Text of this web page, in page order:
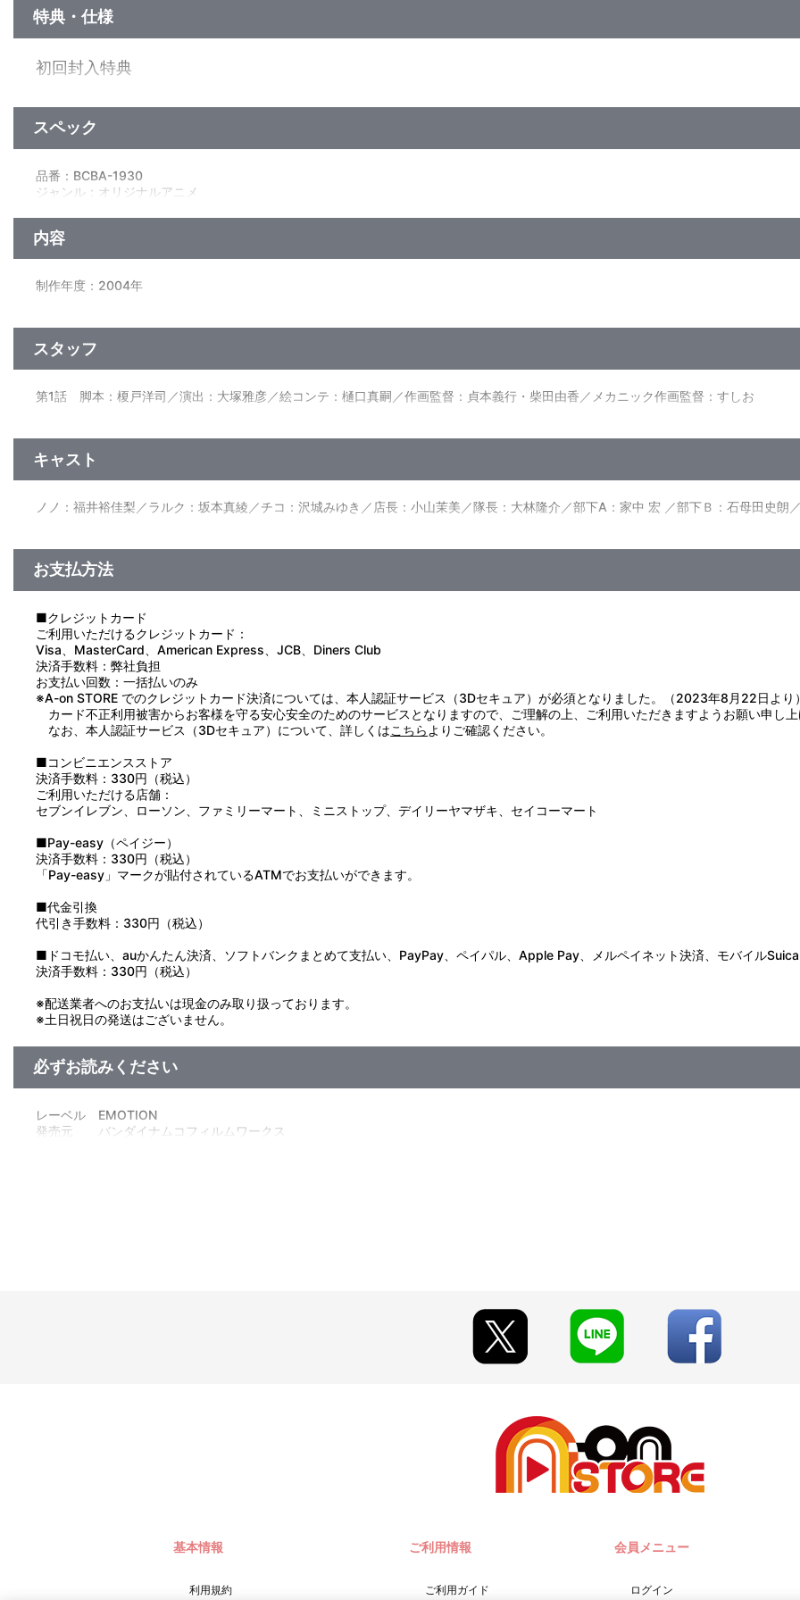
特典・仕様
初回封入特典
特典
ノンテロップエンディング
スペック
品番：BCBA-1930
ジャンル：オリジナルアニメ
内容
制作年度：2004年
人類と宇宙怪獣との戦争は、未だ続いていた・・・。宇宙怪獣は太陽系辺境星区を勢力圏におさめ、地球への侵攻を続けていた。こ
が、「フラタニティ」と呼ばれる組織に所属し、戦闘マシン「バスターマシン」を駆って宇宙怪獣と戦っていた。
ある日、卓越した「トップレス」能力を持つバスターマシンパイロット「ラルク」に出会う。その時、巨大宇宙怪獣が地上に出現した・
スタッフ
第1話 脚本：榎戸洋司／演出：大塚雅彦／絵コンテ：樋口真嗣／作画監督：貞本義行・柴田由香／メカニック作画監督：すしお
ｋａｍａ／美術監督：加藤朋則／メカニックデザイン：石垣純哉・コヤマシゲト・撫荒武吉／3DCGモデリング：ヴューワークス／デ
平／制作：ＧＡＩＮＡＸ／製作：ＧＡＩＮＡＸ・バンダイビジュアル・ビクターエンタテインメント・角川書店 他
キャスト
ノノ：福井裕佳梨／ラルク：坂本真綾／チコ：沢城みゆき／店長：小山茉美／隊長：大林隆介／部下A：家中 宏 ／部下Ｂ：石母田史
お支払方法
■クレジットカード
ご利用いただけるクレジットカード：
Visa、MasterCard、American Express、JCB、Diners Club
決済手数料：弊社負担
お支払い回数：一括払いのみ
※A-on STORE でのクレジットカード決済については、本人認証サービス（3Dセキュア）が必須となりました。（2023年8月22日より）
カード不正利用被害からお客様を守る安心安全のためのサービスとなりますので、ご理解の上、ご利用いただきますようお願い申し上
なお、本人認証サービス（3Dセキュア）について、詳しくはこちら よりご確認ください。
■コンビニエンスストア
決済手数料：330円（税込）
ご利用いただける店舗：
セブンイレブン、ローソン、ファミリーマート、ミニストップ、デイリーヤマザキ、セイコーマート
■Pay-easy（ペイジー）
決済手数料：330円（税込）
「Pay-easy」マークが貼付されているATMでお支払いができます。
■代金引換
代引き手数料：330円（税込）
■ドコモ払い、auかんたん決済、ソフトバンクまとめて支払い、PayPay、ペイパル、Apple Pay、メルペイネット決済、モバイルSuica
決済手数料：330円（税込）
※配送業者へのお支払いは現金のみ取り扱っております。
※土日祝日の発送はございません。
必ずお読みください
レーベル EMOTION
発売元 バンダイナムコフィルムワークス
基本情報
利用規約
ご利用情報
ご利用ガイド
会員メニュー
ログイン